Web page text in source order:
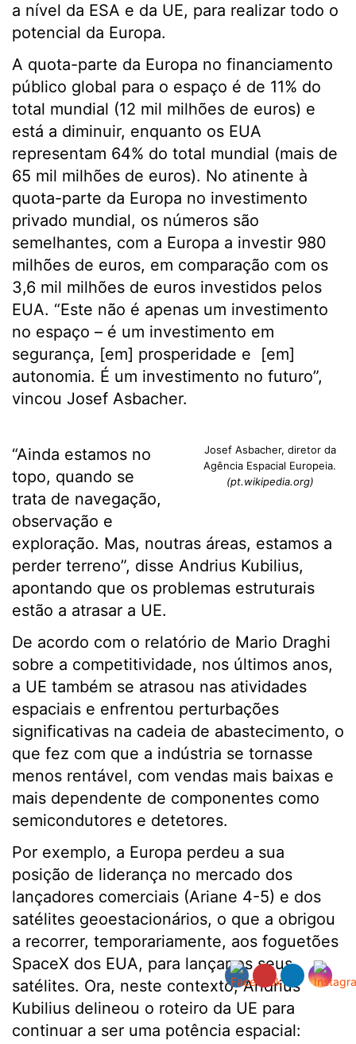
a nível da ESA e da UE, para realizar todo o
potencial da Europa.
A quota-parte da Europa no financiamento
público global para o espaço é de 11% do
total mundial (12 mil milhões de euros) e
está a diminuir, enquanto os EUA
representam 64% do total mundial (mais de
65 mil milhões de euros). No atinente à
quota-parte da Europa no investimento
privado mundial, os números são
semelhantes, com a Europa a investir 980
milhões de euros, em comparação com os
3,6 mil milhões de euros investidos pelos
EUA. “Este não é apenas um investimento
no espaço – é um investimento em
segurança, [em] prosperidade e [em]
autonomia. É um investimento no futuro”,
vincou Josef Asbacher.
Josef Asbacher, diretor da
Agência Espacial Europeia.
(pt.wikipedia.org)
“Ainda estamos no
topo, quando se
trata de navegação,
observação e
exploração. Mas, noutras áreas, estamos a
perder terreno”, disse Andrius Kubilius,
apontando que os problemas estruturais
estão a atrasar a UE.
De acordo com o relatório de Mario Draghi
sobre a competitividade, nos últimos anos,
a UE também se atrasou nas atividades
espaciais e enfrentou perturbações
significativas na cadeia de abastecimento, o
que fez com que a indústria se tornasse
menos rentável, com vendas mais baixas e
mais dependente de componentes como
semicondutores e detetores.
Por exemplo, a Europa perdeu a sua
posição de liderança no mercado dos
lançadores comerciais (Ariane 4-5) e dos
satélites geoestacionários, o que a obrigou
a recorrer, temporariamente, aos foguetões
SpaceX dos EUA, para lançar os seus
satélites. Ora, neste contexto, Andrius
Kubilius delineou o roteiro da UE para
continuar a ser uma potência espacial: